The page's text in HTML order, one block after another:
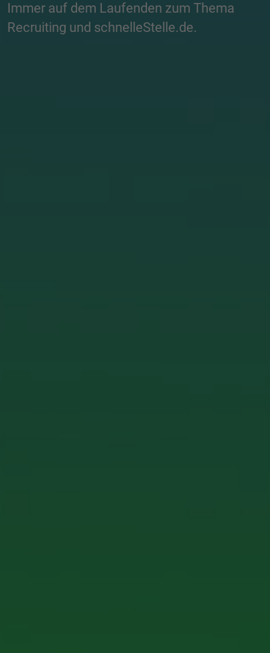
Immer auf dem Laufenden zum Thema
Recruiting und schnelleStelle.de.